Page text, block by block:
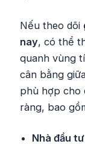
Nếu theo dõi
nay, có thể
quanh vùng
cân bằng
phù hợp cho
ràng, bao
Nhà đầu